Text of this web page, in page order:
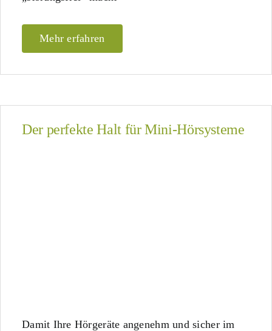
Mehr erfahren
Der perfekte Halt für Mini-Hörsysteme
Damit Ihre Hörgeräte angenehm und sicher im